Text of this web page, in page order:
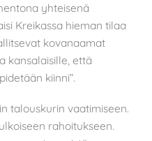
yhteisenä
Kreikassa hieman tilaa
kovanaamat
kansalaisille, että
kiinni”.
talouskurin vaatimiseen.
rahoitukseen.